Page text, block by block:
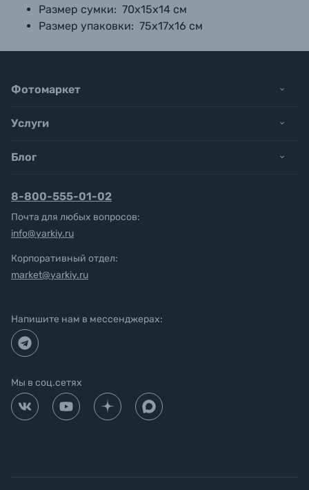
Размер сумки: 70х15х14 см
Размер упаковки: 75х17х16 см
Фотомаркет
Услуги
Блог
8-800-555-01-02
Почта для любых вопросов:
info@yarkiy.ru
Корпоративный отдел:
market@yarkiy.ru
Напишите нам в мессенджерах:
Мы в соц.сетях